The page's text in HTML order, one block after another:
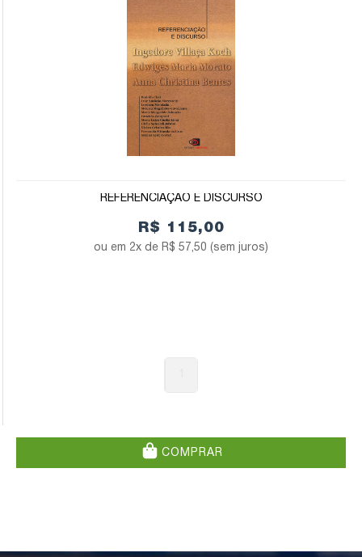
REFERENCIAÇÃO E DISCURSO
R$ 115,00
2x de R$ 57,50 (sem juros)
COMPRAR